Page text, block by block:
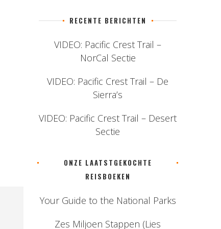
RECENTE BERICHTEN
VIDEO: Pacific Crest Trail –
NorCal Sectie
VIDEO: Pacific Crest Trail – De
Sierra’s
VIDEO: Pacific Crest Trail – Desert
Sectie
ONZE LAATSTGEKOCHTE
REISBOEKEN
Your Guide to the National Parks
Zes Miljoen Stappen (Lies